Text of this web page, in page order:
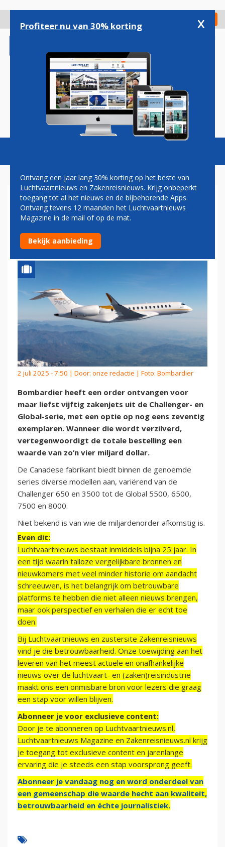
gaan
Check in
Magazine Podcasts Vacatures
BOMBARDIER SLEEPT ORDER
VOOR VIJFTIG NIEUWE
ZAKENJETS IN DE WACHT
2 juli 2025 - 7:50 | Door: onze redactie | Foto: Bombardier
Bombardier heeft een order ontvangen voor
maar liefst vijftig zakenjets uit de Challenger- en
Global-serie, met een optie op nog eens zeventig
exemplaren. Wanneer die wordt verzilverd,
vertegenwoordigt de totale bestelling een
waarde van zo’n vier miljard dollar.
De Canadese fabrikant biedt binnen de genoemde
series diverse modellen aan, variërend van de
Challenger 650 en 3500 tot de Global 5500, 6500,
7500 en 8000.
Niet bekend is van wie de miljardenorder afkomstig is.
Even dit:
Luchtvaartnieuws bestaat inmiddels bijna 25 jaar. In
een tijd waarin talloze vergelijkbare bronnen en
nieuwkomers met veel minder historie om aandacht
schreeuwen, is het belangrijk om betrouwbare
platforms te hebben die niet alleen nieuws brengen,
maar ook perspectief en verhalen die er echt toe
doen.
Bij Luchtvaartnieuws en zustersite Zakenreisnieuws
vind je die betrouwbaarheid. Onze toewijding aan het
leveren van het meest actuele en onafhankelijke
nieuws over de luchtvaart- en (zaken)reisindustrie
maakt ons een onmisbare bron voor lezers die graag
een stap voor willen blijven.
Abonneer je voor exclusieve content:
Door je te abonneren op Luchtvaartnieuws.nl,
Luchtvaartnieuws Magazine en Zakenreisnieuws.nl krijg
je toegang tot exclusieve content en jarenlange
ervaring die je steeds een stap voorsprong geeft.
Abonneer je vandaag nog en word onderdeel van
een gemeenschap die waarde hecht aan kwaliteit,
betrouwbaarheid en échte journalistiek.
Profiteer nu van 30% korting x
Ontvang een jaar lang 30% korting op het beste van
Luchtvaartnieuws en Zakenreisnieuws. Krijg onbeperkt
toegang tot al het nieuws en de bijbehorende Apps.
Ontvang tevens 12 maanden het Luchtvaartnieuws
Magazine in de mail of op de mat.
Bekijk aanbieding